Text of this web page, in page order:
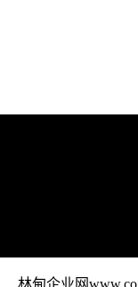
林甸企业网